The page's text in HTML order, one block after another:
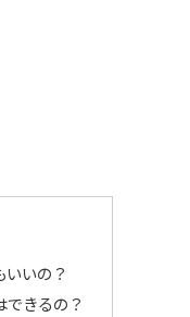
いの？
できるの？